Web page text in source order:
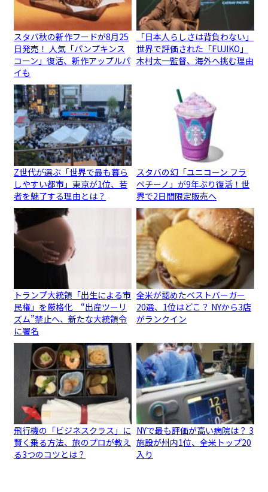
スタバ秋の新作フードが8月25
日発売！ 人気「パンプキンス
コーン」復活、新作アップルパ
イも
「日本人らしさは背負わない」
世界で評価された「FUJIKO」
木村太一監督、海外へ挑む理由
Z世代が選ぶ「世界で最も暮ら
しやすい都市」東京が1位、若
者を魅了する理由とは？
スタバの幻「ユニコーン フラ
ペチーノ」が9年ぶり復活！世
界で2日間限定販売へ
トランプ大統領「出生による市
民権」を厳格化 “出産ツーリ
ズム”禁止へ、新たな大統領令
に署名
全米が認めたベストバーガー
20選、1位はどこ？ NYから3店
がランクイン
飛行機の「ビジネスクラス」に
賢く乗る方法、旅のプロが教え
る3つのコツとは？
NYで最も評価が高い病院は？ 3
施設が州内1位、全米トップ20
入り